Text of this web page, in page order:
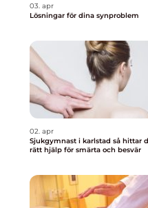
03. apr
Lösningar för dina synproblem
02. apr
Sjukgymnast i karlstad så hittar du
rätt hjälp för smärta och besvär